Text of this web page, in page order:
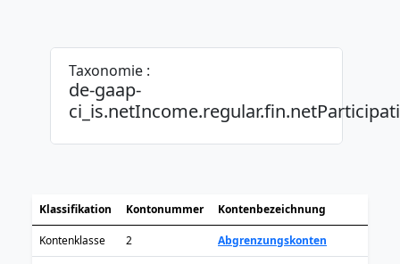
Taxonomie :
de-gaap-
Klassifikation Kontonummer Kontenbezeichnung
Kontenklasse 2 Abgrenzungskonten